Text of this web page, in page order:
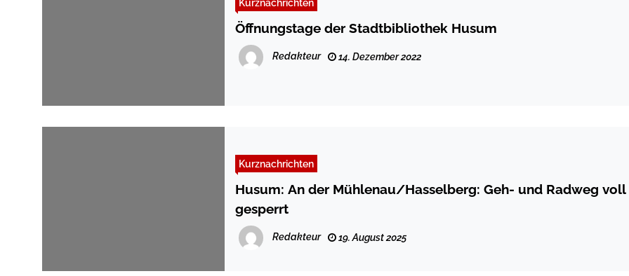
Kurznachrichten
Öffnungstage der Stadtbibliothek Husum
Redakteur 14. Dezember 2022
Kurznachrichten
Husum: An der Mühlenau/Hasselberg: Geh- und Radweg voll
gesperrt
Redakteur 19. August 2025